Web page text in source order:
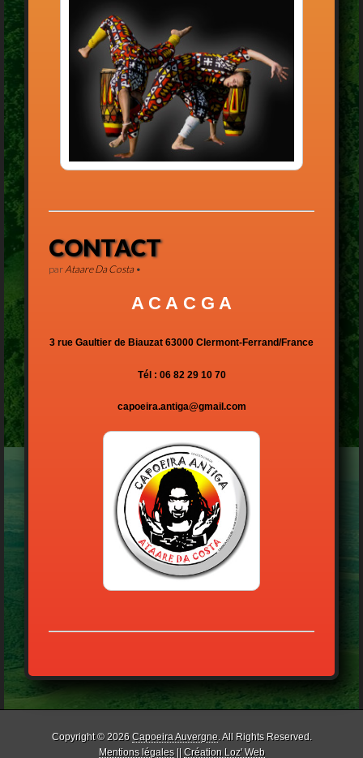
CONTACT
par Ataare Da Costa•
A C A C G A
3 rue Gaultier de Biauzat 63000 Clermont-Ferrand/France
Tél : 06 82 29 10 70
capoeira.antiga@gmail.com
Copyright © 2026 Capoeira Auvergne. All Rights Reserved.
Mentions légales|| Création Loz' Web